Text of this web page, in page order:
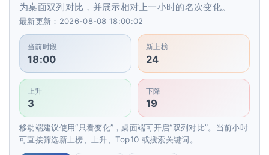
为桌面双列对比，并展示相对上一小时的名次变化。
最新更新：2026-08-08 18:00:02
当前时段
18:00
新上榜
24
上升
3
下降
19
移动端建议使用“只看变化”，桌面端可开启“双列对比”。当前小时
可直接筛选新上榜、上升、Top10 或搜索关键词。